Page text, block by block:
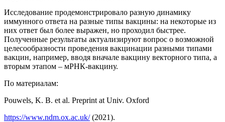
Исследование продемонстрировало разную динамику
иммунного ответа на разные типы вакцины: на некоторые из
них ответ был более выражен, но проходил быстрее.
Полученные результаты актуализируют вопрос о возможной
целесообразности проведения вакцинации разными типами
вакцин, например, вводя вначале вакцину векторного типа, а
вторым этапом – мРНК-вакцину.
По материалам:
Pouwels, K. B. et al. Preprint at Univ. Oxford
https://www.ndm.ox.ac.uk/(2021).